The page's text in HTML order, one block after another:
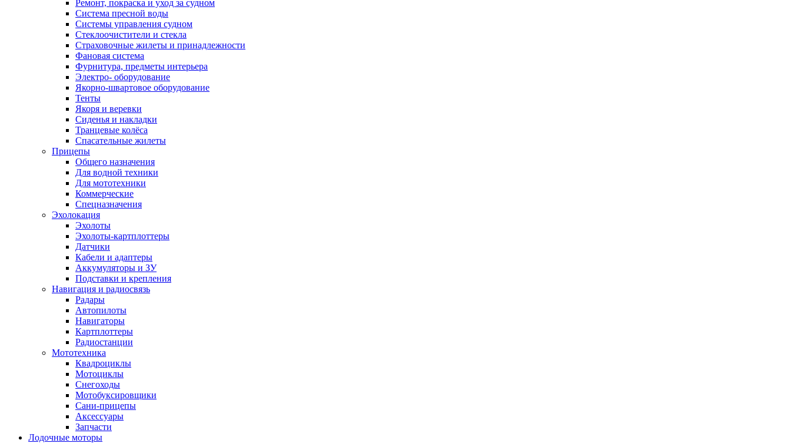
Ремонт, покраска и уход за судном
Система пресной воды
Системы управления судном
Стеклоочистители и стекла
Страховочные жилеты и принадлежности
Фановая система
Фурнитура, предметы интерьера
Электро- оборудование
Якорно-швартовое оборудование
Тенты
Якоря и веревки
Сиденья и накладки
Транцевые колёса
Спасательные жилеты
Прицепы
Общего назначения
Для водной техники
Для мототехники
Коммерческие
Спецназначения
Эхолокация
Эхолоты
Эхолоты-картплоттеры
Датчики
Кабели и адаптеры
Аккумуляторы и ЗУ
Подставки и крепления
Навигация и радиосвязь
Радары
Автопилоты
Навигаторы
Картплоттеры
Радиостанции
Мототехника
Квадроциклы
Мотоциклы
Снегоходы
Мотобуксировщики
Сани-прицепы
Аксессуары
Запчасти
Лодочные моторы